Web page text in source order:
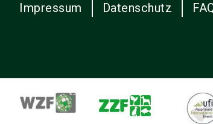
Impressum Datenschutz